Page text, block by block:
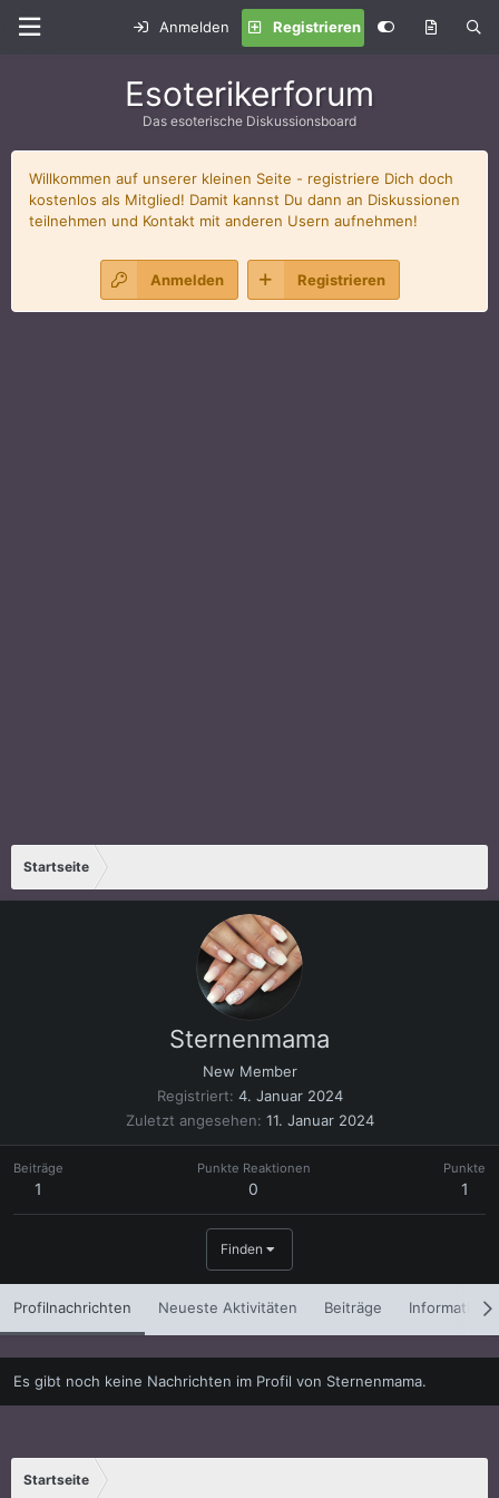
Anmelden Registrieren
Esoterikerforum
Das esoterische Diskussionsboard
Willkommen auf unserer kleinen Seite - registriere Dich doch
kostenlos als Mitglied! Damit kannst Du dann an Diskussionen
teilnehmen und Kontakt mit anderen Usern aufnehmen!
Anmelden Registrieren
Startseite
Sternenmama
New Member
Registriert 4. Januar 2024
Zuletzt angesehen 11. Januar 2024
Beiträge
1
Punkte Reaktionen
0
Punkte
1
Finden
Profilnachrichten Neueste Aktivitäten Beiträge
Es gibt noch keine Nachrichten im Profil von Sternenmama.
Startseite